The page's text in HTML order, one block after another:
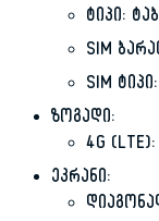
ტიპი:
SIM
SIM
ზოგადი:
4G
ეკრანი: